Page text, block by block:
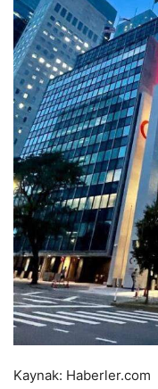
Kaynak: Haberler.com